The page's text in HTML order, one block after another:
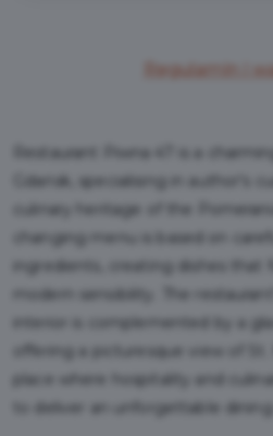
Regulamin i
Restaurant Piwna 47 is a
Gdańsk, specialising in author's
culinary heritage of the
changing menu is based on
ingredients, creating dishes that
modern sensibility. The
interior is complemented by a
offering a picturesque view of St.
place where hospitality and
to deliver an unforgettable dining